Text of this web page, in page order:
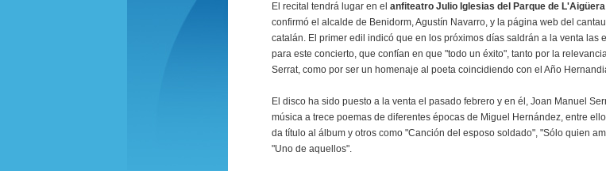
El recital tendrá lugar en el anfiteatro Julio Iglesias del Parque de L'Aigüera
confirmó el alcalde de Benidorm, Agustín Navarro, y la página web del
catalán. El primer edil indicó que en los próximos días saldrán a la venta las
para este concierto, que confían en que "todo un éxito", tanto por la
Serrat, como por ser un homenaje al poeta coincidiendo con el Año
El disco ha sido puesto a la venta el pasado febrero y en él, Joan Manuel
música a trece poemas de diferentes épocas de Miguel Hernández, entre
da título al álbum y otros como "Canción del esposo soldado", "Sólo quien
"Uno de aquellos".